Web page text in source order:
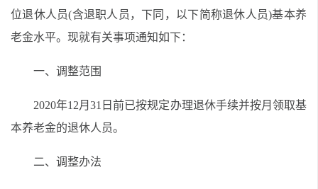
位退休人员(含退职人员，下同，以下简称退休人员)基本养
老金水平。现就有关事项通知如下：
一、调整范围
2020年12月31日前已按规定办理退休手续并按月领取基
本养老金的退休人员。
二、调整办法